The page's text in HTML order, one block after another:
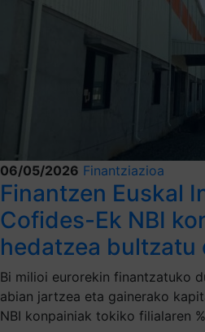
06/05/2026 Finantziazioa
Finantzen Euskal
Cofides-Ek NBI
hedatzea bultzatu
Bi milioi eurorekin finantzatuko
abian jartzea eta gainerako
NBI konpainiak tokiko filialaren